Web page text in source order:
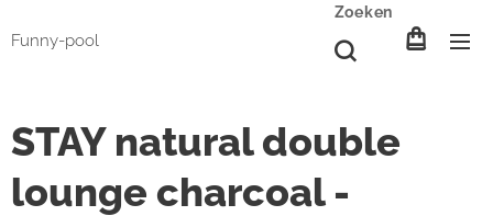
Funny-pool
Zoeken
STAY natural double
lounge charcoal -